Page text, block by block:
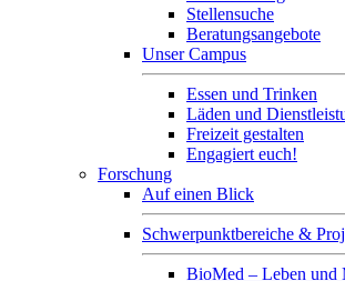
Stellensuche
Beratungsangebote
Unser Campus
Essen und Trinken
Läden und
Freizeit gestalten
Engagiert euch!
Forschung
Auf einen Blick
Schwerpunktbereiche &
BioMed – Leben und